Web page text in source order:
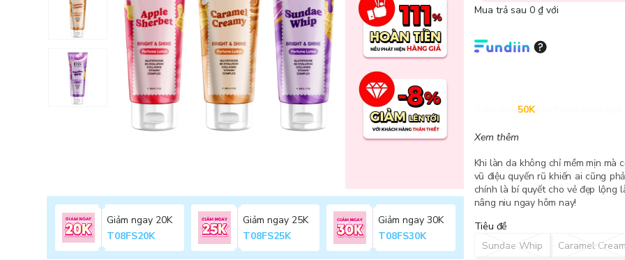
Giảm ngay 20K
T08FS20K
Giảm ngay 25K
T08FS25K
Giảm ngay 30K
T08FS30K
Mua trả sau 0 ₫ với
50K
Xem thêm
Khi làn da không chỉ mềm mịn mà
vũ điệu quyến rũ khiến ai cũng
chính là bí quyết cho vẻ đẹp lộng
nâng niu ngay hôm nay!
Tiêu đề
Sundae Whip
Caramel